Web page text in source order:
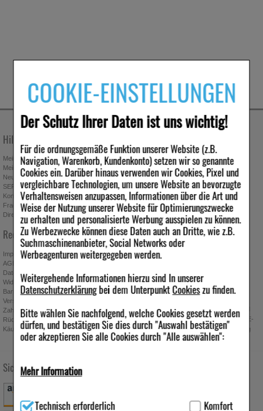
COOKIE-EINSTELLUNGEN
Der Schutz Ihrer Daten ist uns wichtig!
Für die ordnungsgemäße Funktion unserer Website (z.B.
Navigation, Warenkorb, Kundenkonto) setzen wir so genannte
Cookies ein. Darüber hinaus verwenden wir Cookies, Pixel und
vergleichbare Technologien, um unsere Website an bevorzugte
Verhaltensweisen anzupassen, Informationen über die Art und
Weise der Nutzung unserer Website für Optimierungszwecke
zu erhalten und personalisierte Werbung ausspielen zu können.
Zu Werbezwecke können diese Daten auch an Dritte, wie z.B.
Suchmaschinenanbieter, Social Networks oder
Werbeagenturen weitergegeben werden.
Weitergehende Informationen hierzu sind In unserer
Datenschutzerklärungbei dem UnterpunktCookieszu finden.
Bitte wählen Sie nachfolgend, welche Cookies gesetzt werden
dürfen, und bestätigen Sie dies durch "Auswahl bestätigen"
oder akzeptieren Sie alle Cookies durch "Alle auswählen":
Mehr Information
für die Grundfunktionen unserer Website notwendig sind (z.B.
Technisch erforderlich
Komfort
Hilfe & Kontakt
Mein Kundenkonto
Mein Merkzettel
Neuregistrierung
SEPA-Empfängerüberprüfung
Kontakt
Fragen & Antworten
Direktbestellung
Stellenangebote
Presseportal
Affiliate-Programm
Download-Archiv
Bonus-Programm
Freundschaftswerbung
Gutscheine & Aktionen
Rechtliches
Impressum
AGB
Datenschutz
Widerrufsbelehrung
Barrierefreiheitserklärung
Versand
Zahlung
Rücknahmebedingungen
Käuferschutz
Newsletter anmelden & Vorteile
sichern
Absenden
Schnäppchen, Gutscheine, Aktionen und
Angebote der ipill Versandapotheke per E-
Mail informiert werden. Diese Einwilligung
kann jederzeit widerrufen werden.
Sichere Zahlung Versandarten